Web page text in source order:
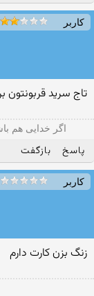
کاربر
تاج سرید قربونتون
ﺍﮔﺮ ﺧﺪﺍﯾﯽ هم
پاسخ بازگفت
کاربر
زنگ بزن کارت دارم